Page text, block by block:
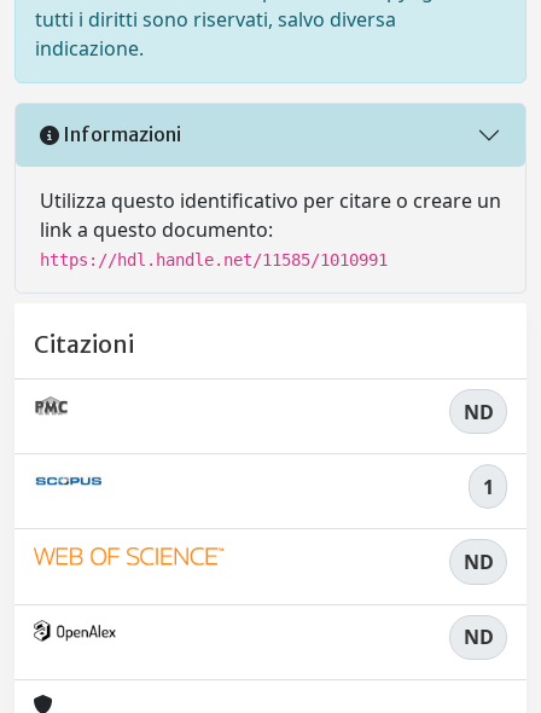
tutti i diritti sono riservati, salvo diversa
indicazione.
Informazioni
Utilizza questo identificativo per citare o creare un
link a questo documento:
https://hdl.handle.net/11585/1010991
Citazioni
ND
1
ND
ND